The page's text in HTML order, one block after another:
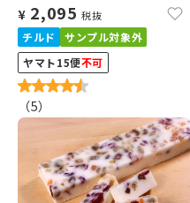
¥ 2,095 税抜
チルド
サンプル対象外
ヤマト15便不可
（5）